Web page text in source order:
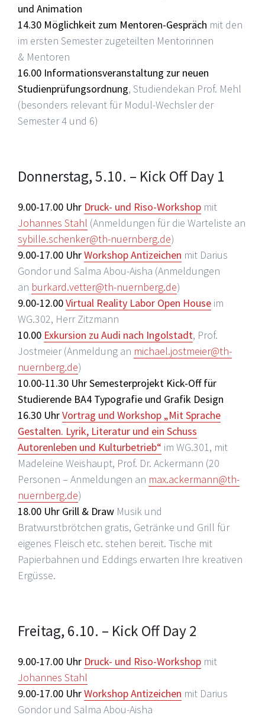
und Animation
14.30 Möglichkeit zum Mentoren-Gespräch mit den
im ersten Semester zugeteilten Mentorinnen
& Mentoren
16.00 Informationsveranstaltung zur neuen
Studienprüfungsordnung, Studiendekan Prof. Mehl
(besonders relevant für Modul-Wechsler der
Semester 4 und 6)
Donnerstag, 5.10. – Kick Off Day 1
9.00-17.00 Uhr Druck- und Riso-Workshop mit
Johannes Stahl (Anmeldungen für die Warteliste an
sybille.schenker@th-nuernberg.de)
9.00-17.00 UhrWorkshop Antizeichen mit Darius
Gondor und Salma Abou-Aisha (Anmeldungen
an burkard.vetter@th-nuernberg.de)
9.00-12.00Virtual Reality Labor Open House im
WG.302, Herr Zitzmann
10.00 Exkursion zu Audi nach Ingolstadt, Prof.
Jostmeier (Anmeldung an michael.jostmeier@th-
nuernberg.de)
10.00-11.30 Uhr Semesterprojekt Kick-Off für
Studierende BA4 Typografie und Grafik Design
16.30 UhrVortrag und Workshop „Mit Sprache
Gestalten. Lyrik, Literatur und ein Schuss
Autorenleben und Kulturbetrieb“ im WG.301, mit
Madeleine Weishaupt, Prof. Dr. Ackermann (20
Personen – Anmeldungen an max.ackermann@th-
nuernberg.de)
18.00 Uhr Grill & Draw Musik und
Bratwurstbrötchen gratis, Getränke und Grill für
eigenes Fleisch etc. stehen bereit. Tische mit
Papierbahnen und Eddings erwarten Ihre kreativen
Ergüsse.
Freitag, 6.10. – Kick Off Day 2
9.00-17.00 Uhr Druck- und Riso-Workshop mit
Johannes Stahl
9.00-17.00 UhrWorkshop Antizeichen mit Darius
Gondor und Salma Abou-Aisha